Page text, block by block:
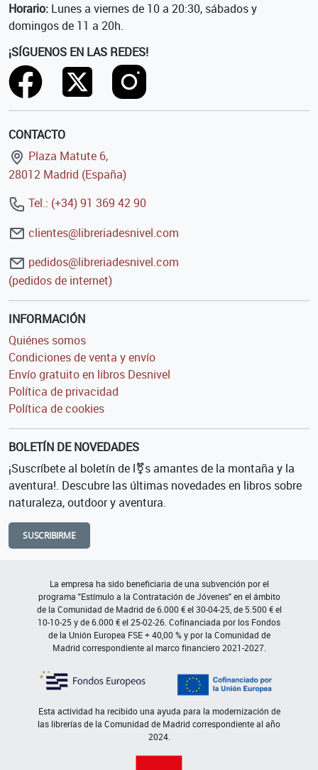
Horario: Lunes a viernes de 10 a 20:30, sábados y
domingos de 11 a 20h.
¡SÍGUENOS EN LAS REDES!
CONTACTO
Plaza Matute 6,
28012 Madrid (España)
Tel.: (+34) 91 369 42 90
clientes@libreriadesnivel.com
pedidos@libreriadesnivel.com
(pedidos de internet)
INFORMACIÓN
Quiénes somos
Condiciones de venta y envío
Envío gratuito en libros Desnivel
Política de privacidad
Política de cookies
BOLETÍN DE NOVEDADES
¡Suscríbete al boletín de l⚧s amantes de la montaña y la
aventura!. Descubre las últimas novedades en libros sobre
naturaleza, outdoor y aventura.
SUSCRIBIRME
La empresa ha sido beneficiaria de una subvención por el
programa "Estímulo a la Contratación de Jóvenes" en el ámbito
de la Comunidad de Madrid de 6.000 € el 30-04-25, de 5.500 € el
10-10-25 y de 6.000 € el 25-02-26. Cofinanciada por los Fondos
de la Unión Europea FSE + 40,00 % y por la Comunidad de
Madrid correspondiente al marco financiero 2021-2027.
Esta actividad ha recibido una ayuda para la modernización de
las librerías de la Comunidad de Madrid correspondiente al año
2024.